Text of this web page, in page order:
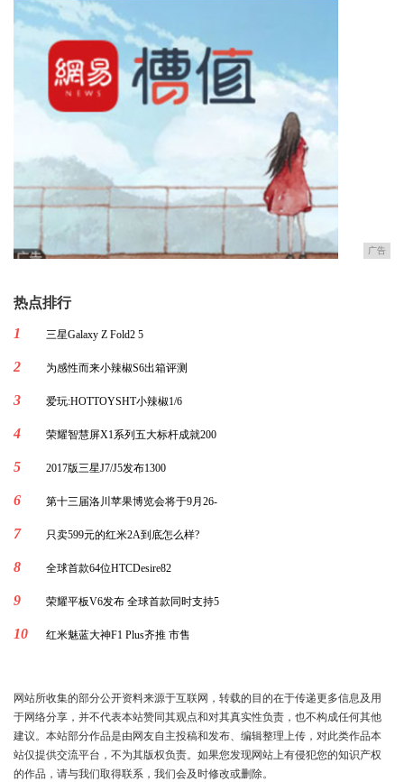
广告
热点排行
1
三星Galaxy Z Fold2 5
2 为感性而来小辣椒S6出箱评测
3 爱玩:HOTTOYSHT小辣椒1/6
4 荣耀智慧屏X1系列五大标杆成就200
5 2017版三星J7/J5发布1300
6 第十三届洛川苹果博览会将于9月26-
7 只卖599元的红米2A到底怎么样?
8 全球首款64位HTCDesire82
9 荣耀平板V6发布 全球首款同时支持5
10 红米魅蓝大神F1 Plus齐推 市售
网站所收集的部分公开资料来源于互联网，转载的目的在于传递更多信息及用
于网络分享，并不代表本站赞同其观点和对其真实性负责，也不构成任何其他
建议。本站部分作品是由网友自主投稿和发布、编辑整理上传，对此类作品本
站仅提供交流平台，不为其版权负责。如果您发现网站上有侵犯您的知识产权
的作品，请与我们取得联系，我们会及时修改或删除。